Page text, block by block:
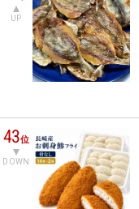
UP
43位
DOWN